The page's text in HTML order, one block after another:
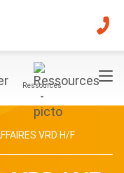
Ressources
VRD H/F